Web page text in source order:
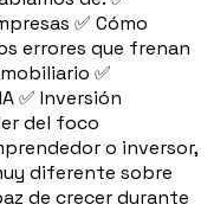
✅ Cómo
errores que frenan
✅
✅ Inversión
del foco
o inversor,
diferente sobre
de crecer durante